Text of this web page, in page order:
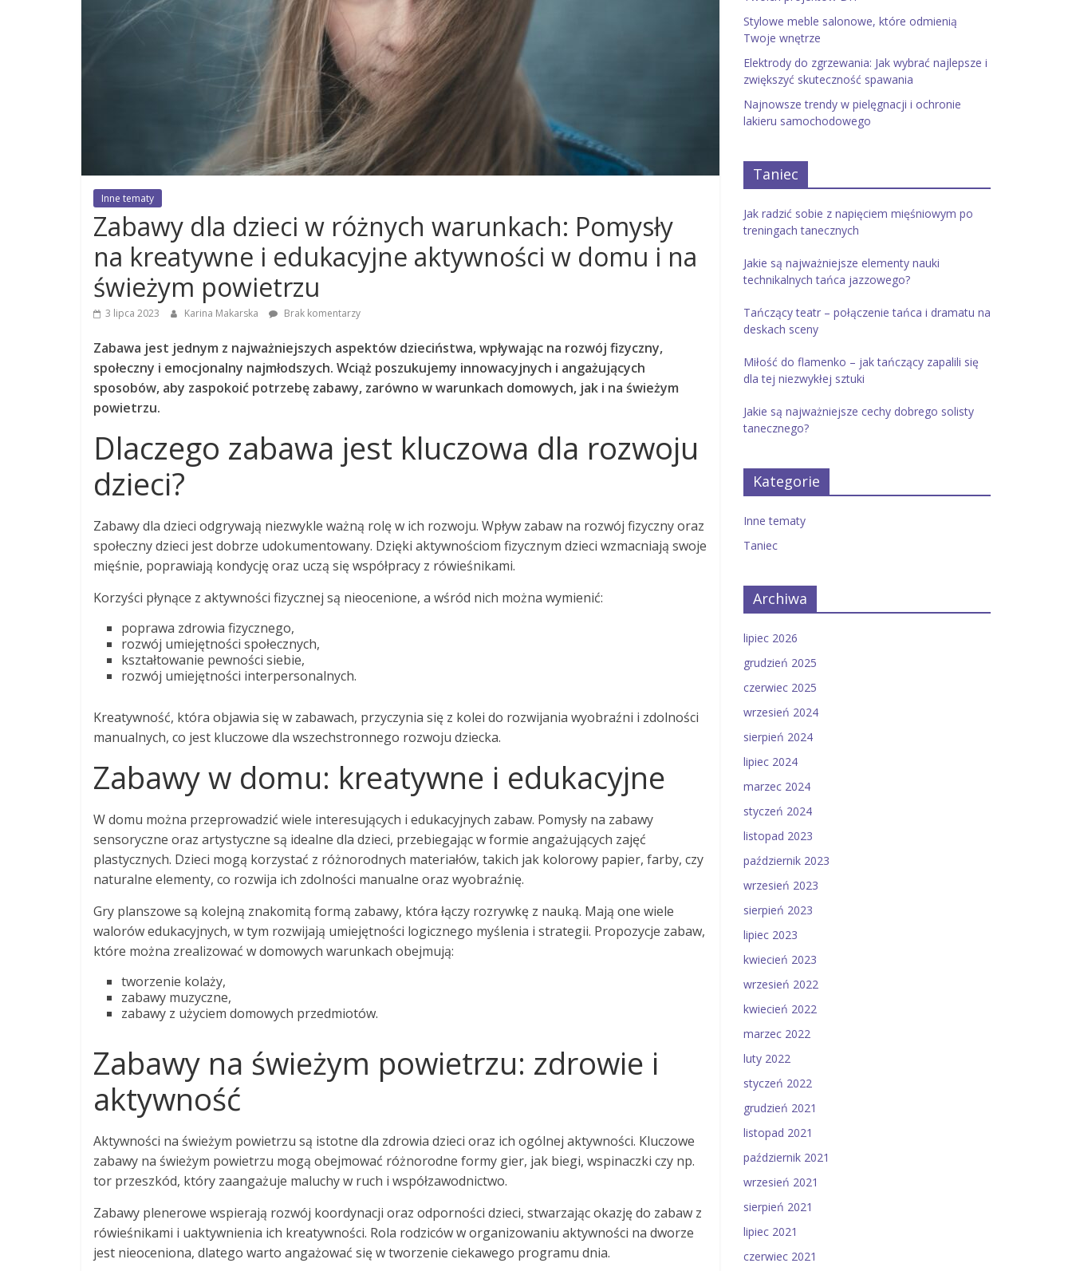
Inne tematy
Zabawy dla dzieci w różnych warunkach: Pomysły
na kreatywne i edukacyjne aktywności w domu i na
świeżym powietrzu
3 lipca 2023 Karina Makarska Brak komentarzy
Zabawa jest jednym z najważniejszych aspektów dzieciństwa, wpływając na rozwój fizyczny,
społeczny i emocjonalny najmłodszych. Wciąż poszukujemy innowacyjnych i angażujących
sposobów, aby zaspokoić potrzebę zabawy, zarówno w warunkach domowych, jak i na świeżym
powietrzu.
Dlaczego zabawa jest kluczowa dla rozwoju
dzieci?
Zabawy dla dzieci odgrywają niezwykle ważną rolę w ich rozwoju. Wpływ zabaw na rozwój fizyczny oraz
społeczny dzieci jest dobrze udokumentowany. Dzięki aktywnościom fizycznym dzieci wzmacniają swoje
mięśnie, poprawiają kondycję oraz uczą się współpracy z rówieśnikami.
Korzyści płynące z aktywności fizycznej są nieocenione, a wśród nich można wymienić:
poprawa zdrowia fizycznego,
rozwój umiejętności społecznych,
kształtowanie pewności siebie,
rozwój umiejętności interpersonalnych.
Kreatywność, która objawia się w zabawach, przyczynia się z kolei do rozwijania wyobraźni i zdolności
manualnych, co jest kluczowe dla wszechstronnego rozwoju dziecka.
Zabawy w domu: kreatywne i edukacyjne
W domu można przeprowadzić wiele interesujących i edukacyjnych zabaw. Pomysły na zabawy
sensoryczne oraz artystyczne są idealne dla dzieci, przebiegając w formie angażujących zajęć
plastycznych. Dzieci mogą korzystać z różnorodnych materiałów, takich jak kolorowy papier, farby, czy
naturalne elementy, co rozwija ich zdolności manualne oraz wyobraźnię.
Gry planszowe są kolejną znakomitą formą zabawy, która łączy rozrywkę z nauką. Mają one wiele
walorów edukacyjnych, w tym rozwijają umiejętności logicznego myślenia i strategii. Propozycje zabaw,
które można zrealizować w domowych warunkach obejmują:
tworzenie kolaży,
zabawy muzyczne,
zabawy z użyciem domowych przedmiotów.
Zabawy na świeżym powietrzu: zdrowie i
aktywność
Aktywności na świeżym powietrzu są istotne dla zdrowia dzieci oraz ich ogólnej aktywności. Kluczowe
zabawy na świeżym powietrzu mogą obejmować różnorodne formy gier, jak biegi, wspinaczki czy np.
tor przeszkód, który zaangażuje maluchy w ruch i współzawodnictwo.
Zabawy plenerowe wspierają rozwój koordynacji oraz odporności dzieci, stwarzając okazję do zabaw z
rówieśnikami i uaktywnienia ich kreatywności. Rola rodziców w organizowaniu aktywności na dworze
jest nieoceniona, dlatego warto angażować się w tworzenie ciekawego programu dnia.
Stylowe meble salonowe, które odmienią
Twoje wnętrze
Elektrody do zgrzewania: Jak wybrać najlepsze i
zwiększyć skuteczność spawania
Najnowsze trendy w pielęgnacji i ochronie
lakieru samochodowego
Taniec
Jak radzić sobie z napięciem mięśniowym po
treningach tanecznych
Jakie są najważniejsze elementy nauki
technikalnych tańca jazzowego?
Tańczący teatr – połączenie tańca i dramatu na
deskach sceny
Miłość do flamenko – jak tańczący zapalili się
dla tej niezwykłej sztuki
Jakie są najważniejsze cechy dobrego solisty
tanecznego?
Kategorie
Inne tematy
Taniec
Archiwa
lipiec 2026
grudzień 2025
czerwiec 2025
wrzesień 2024
sierpień 2024
lipiec 2024
marzec 2024
styczeń 2024
listopad 2023
październik 2023
wrzesień 2023
sierpień 2023
lipiec 2023
kwiecień 2023
wrzesień 2022
kwiecień 2022
marzec 2022
luty 2022
styczeń 2022
grudzień 2021
listopad 2021
październik 2021
wrzesień 2021
sierpień 2021
lipiec 2021
czerwiec 2021